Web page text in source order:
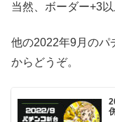
当然、ボーダー+3
他の2022年9月のパ
からどうぞ。